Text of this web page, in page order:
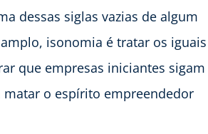
dessas siglas vazias de algum
isonomia é tratar os iguais
que empresas iniciantes sigam
matar o espírito empreendedor